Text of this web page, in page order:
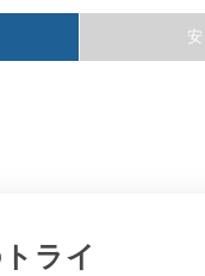
ライ